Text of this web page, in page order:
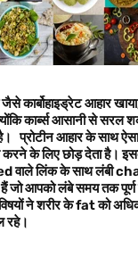
कार्बोहाइड्रेट आहार
कार्ब्स आसानी से सरल
प्रोटीन आहार के साथ
के लिए छोड़ देता है।
वाले लिंक के साथ लंबी
जो आपको लंबे समय तक
ने शरीर केfatको
रहे।